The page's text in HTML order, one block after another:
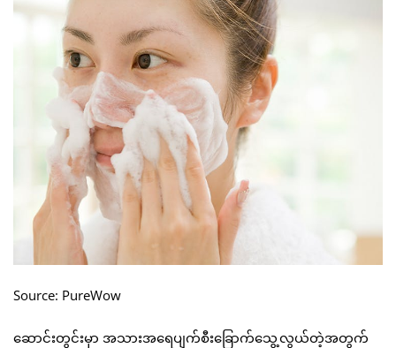
Source: PureWow
ဆောင်းတွင်းမှာ အသားအရေပျက်စီးခြောက်သွေ့လွယ်တဲ့အတွက်